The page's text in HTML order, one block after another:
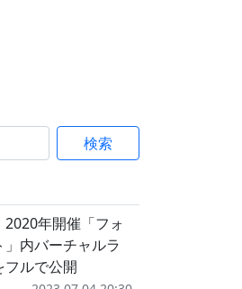
検索
2020年開催「フォ
」内バーチャルラ
フルで公開